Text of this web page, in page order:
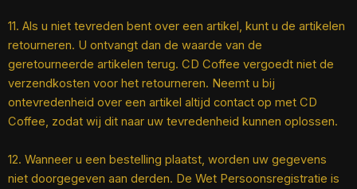
11. Als u niet tevreden bent over een artikel, kunt u de artikelen
retourneren. U ontvangt dan de waarde van de
geretourneerde artikelen terug. CD Coffee vergoedt niet de
verzendkosten voor het retourneren. Neemt u bij
ontevredenheid over een artikel altijd contact op met CD
Coffee, zodat wij dit naar uw tevredenheid kunnen oplossen.
12. Wanneer u een bestelling plaatst, worden uw gegevens
niet doorgegeven aan derden. De Wet Persoonsregistratie is